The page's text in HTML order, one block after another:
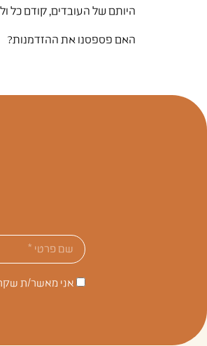
היותם של העובדים, קודם כל
האם פספסנו את ההזדמנות?
אני מאשר/ת